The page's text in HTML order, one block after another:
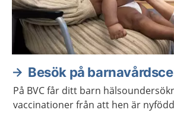
Besök på
På BVC får ditt barn
vaccinationer från att hen är